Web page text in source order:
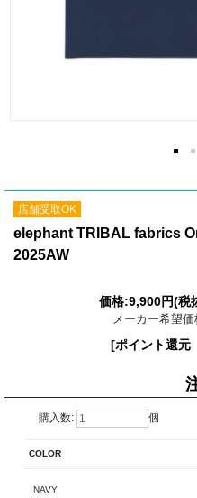
店舗受取OK
elephant TRIBAL fabrics
2025AW
価格:9,900円(税
メーカー希望価
[ポイント還
購入数: 個
COLOR
NAVY